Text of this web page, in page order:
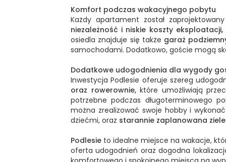
Komfort podczas wakacyjnego pobytu
Każdy apartament został
niezależność i niskie koszty eksploatacji,
osiedla znajduje się także garaż
samochodami. Dodatkowo, goście mogą
Dodatkowe udogodnienia dla wygody
Inwestycja Podlesie oferuje szereg
oraz rowerownie,które umożliwiają
potrzebne podczas długoterminowego
można zrealizować swoje hobby i
dziećmi, oraz starannie zaplanowana
Podlesie to idealne miejsce na wakacje,
oferta udogodnień oraz dogodna